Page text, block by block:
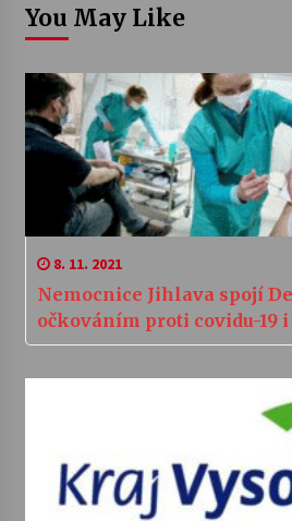
You May Like
8. 11. 2021
Nemocnice Jihlava spojí
očkováním proti covidu-19